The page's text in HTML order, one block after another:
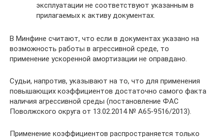
эксплуатации не соответствуют указанным в
прилагаемых к активу документах.
В Минфине считают, что если в документах указано на
возможность работы в агрессивной среде, то
применение ускоренной амортизации не оправдано.
Судьи, напротив, указывают на то, что для применения
повышающих коэффициентов достаточно самого факта
наличия агрессивной среды (постановление ФАС
Поволжского округа от 13.02.2014 № А65-9516/2013).
Применение коэффициентов распространяется только